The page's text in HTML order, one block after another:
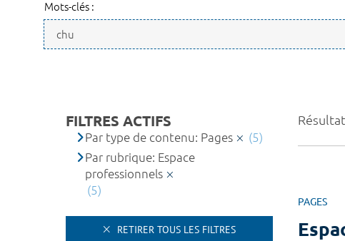
Mots-clés :
PAGES
FILTRES ACTIFS
Par type de contenu: Pages
(5)
Par rubrique: Espace
professionnels
(5)
RETIRER TOUS LES FILTRES